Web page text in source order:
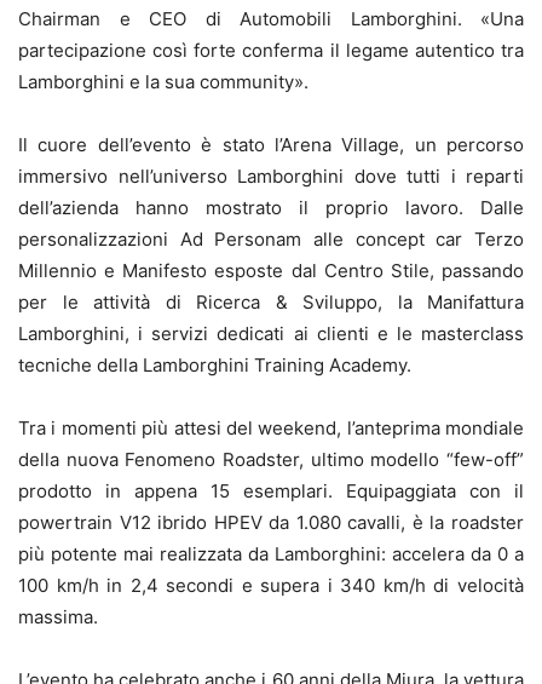
Chairman e CEO di Automobili Lamborghini. «Una
partecipazione così forte conferma il legame autentico tra
Lamborghini e la sua community».
Il cuore dell’evento è stato l’Arena Village, un percorso
immersivo nell’universo Lamborghini dove tutti i reparti
dell’azienda hanno mostrato il proprio lavoro. Dalle
personalizzazioni Ad Personam alle concept car Terzo
Millennio e Manifesto esposte dal Centro Stile, passando
per le attività di Ricerca & Sviluppo, la Manifattura
Lamborghini, i servizi dedicati ai clienti e le masterclass
tecniche della Lamborghini Training Academy.
Tra i momenti più attesi del weekend, l’anteprima mondiale
della nuova Fenomeno Roadster, ultimo modello “few-off”
prodotto in appena 15 esemplari. Equipaggiata con il
powertrain V12 ibrido HPEV da 1.080 cavalli, è la roadster
più potente mai realizzata da Lamborghini: accelera da 0 a
100 km/h in 2,4 secondi e supera i 340 km/h di velocità
massima.
L’evento ha celebrato anche i 60 anni della Miura, la vettura